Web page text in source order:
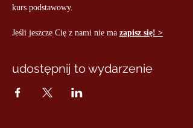
kurs podstawowy.
Jeśli jeszcze Cię z nami nie ma zapisz się! >
udostępnij to wydarzenie